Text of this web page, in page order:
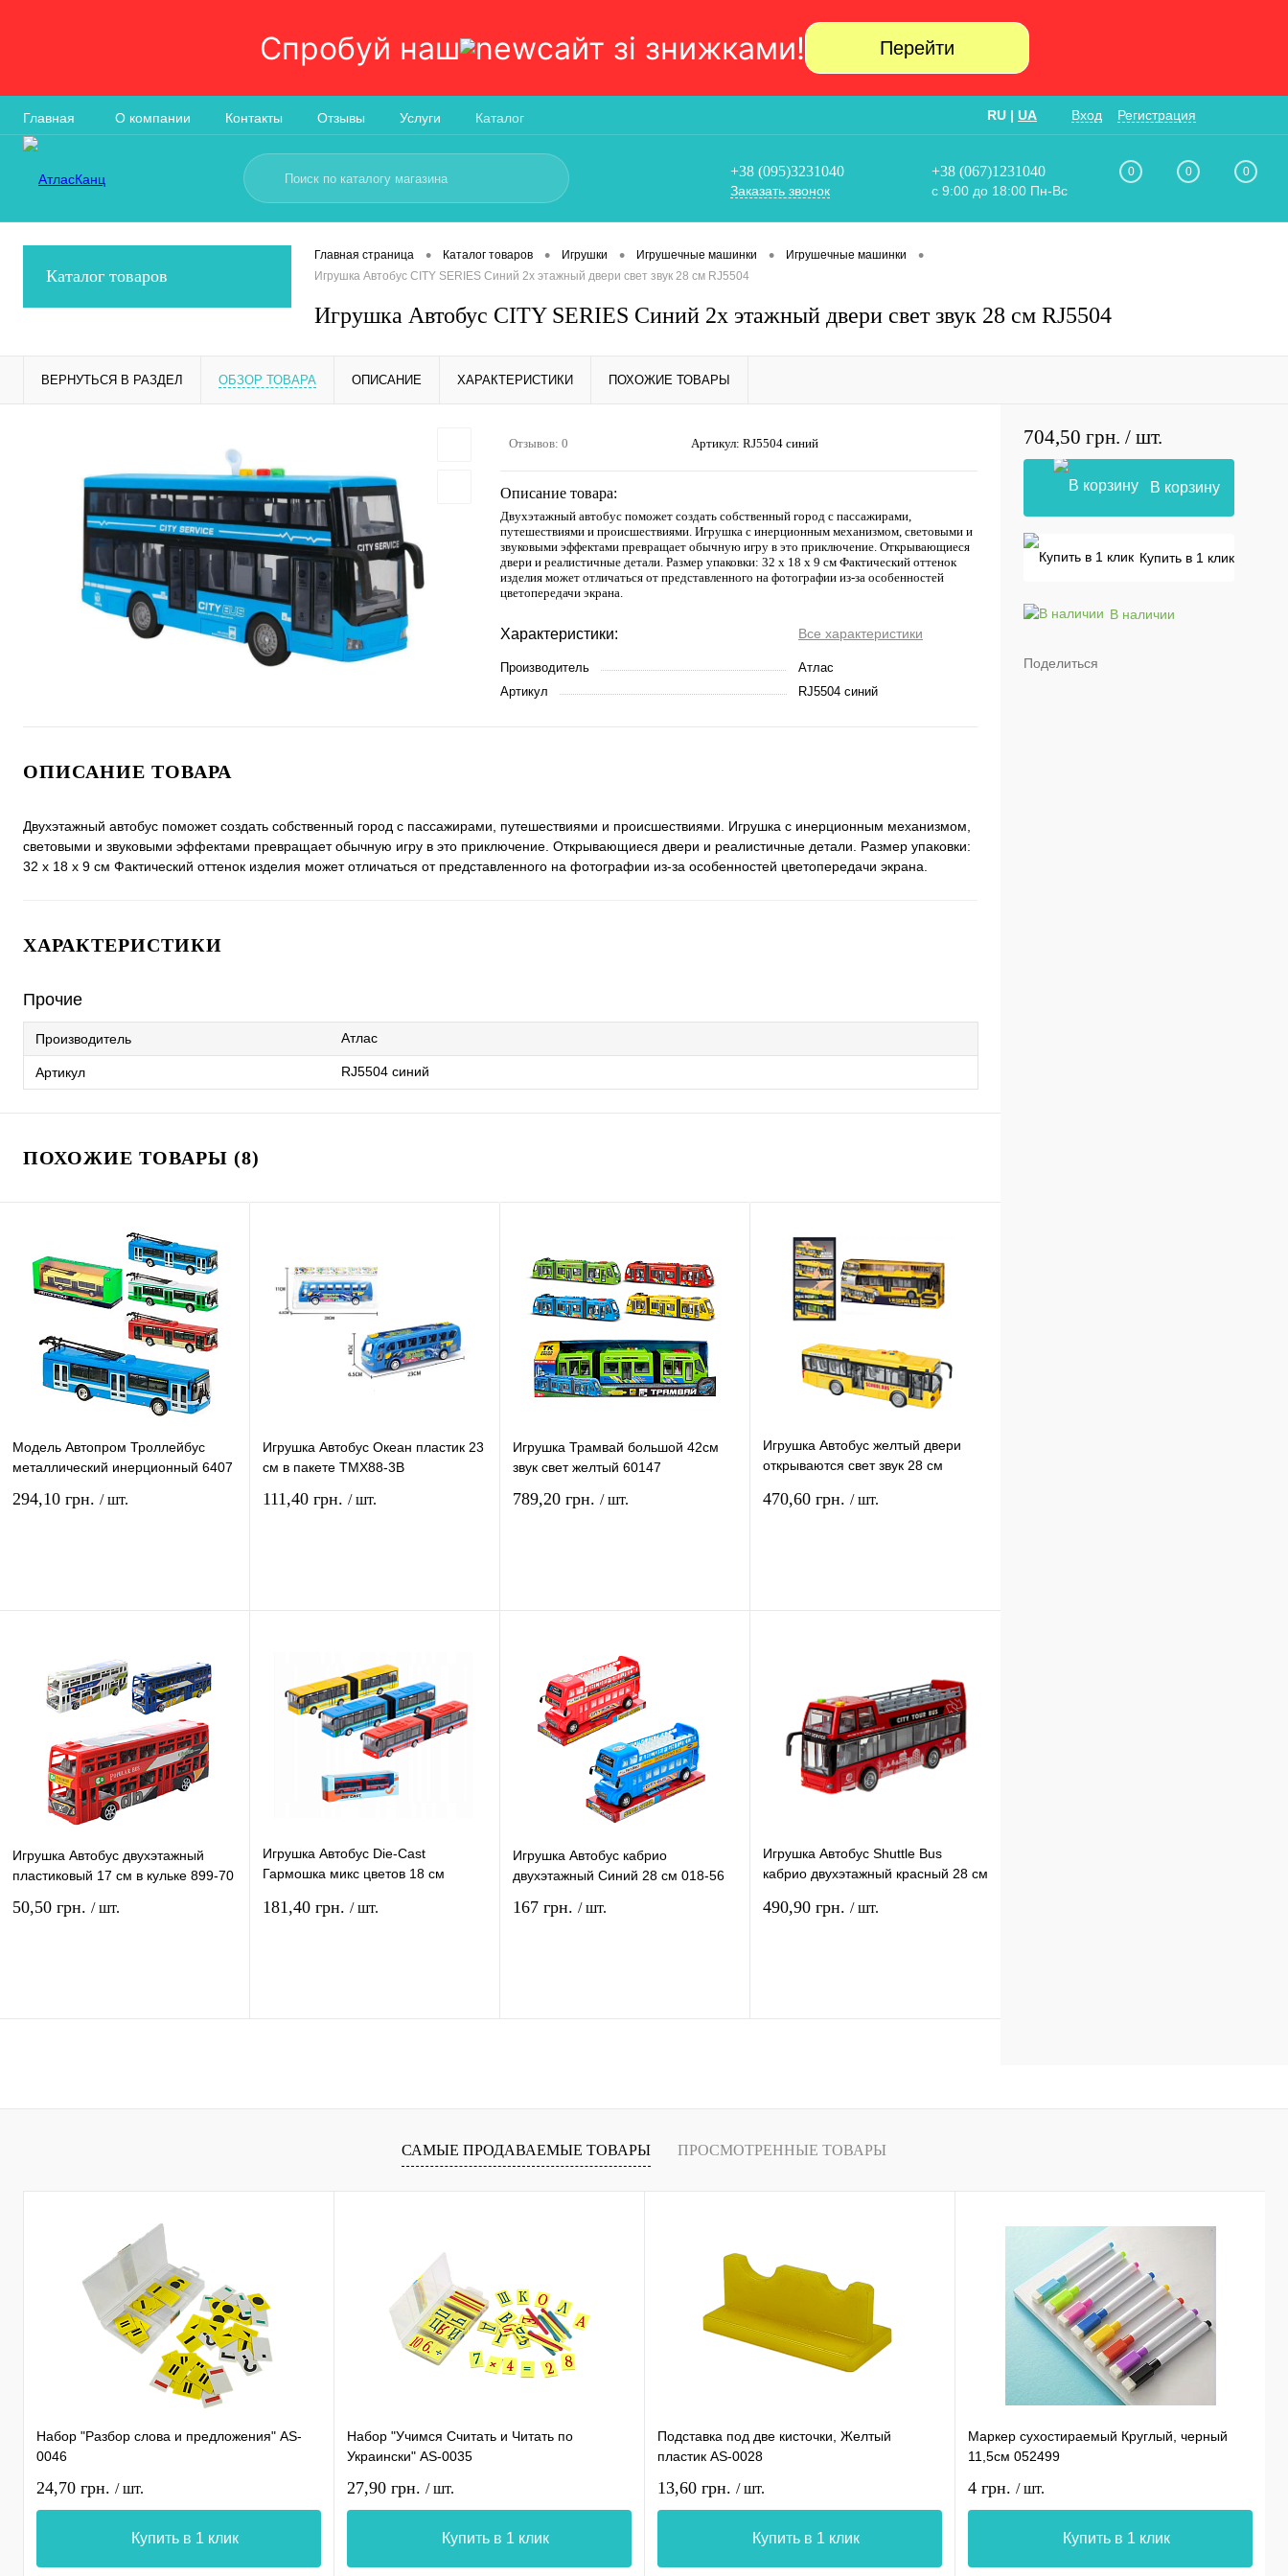
Спробуй наш сайт зi знижками! Перейти
Главная О компании Контакты Отзывы Услуги Каталог RU | UA Вход Регистрация
+38 (095)3231040
Заказать звонок
+38 (067)1231040
с 9:00 до 18:00 Пн-Вс
0 0 0
Каталог товаров
Главная страница • Каталог товаров • Игрушки • Игрушечные машинки • Игрушечные машинки •
Игрушка Автобус CITY SERIES Синий 2х этажный двери свет звук 28 см RJ5504
Игрушка Автобус CITY SERIES Синий 2х этажный двери свет звук 28 см RJ5504
ВЕРНУТЬСЯ В РАЗДЕЛ ОБЗОР ТОВАРА ОПИСАНИЕ ХАРАКТЕРИСТИКИ ПОХОЖИЕ ТОВАРЫ
Отзывов: 0 Артикул: RJ5504 синий
Описание товара:
Двухэтажный автобус поможет создать собственный город с пассажирами,
путешествиями и происшествиями. Игрушка с инерционным механизмом, световыми и
звуковыми эффектами превращает обычную игру в это приключение. Открывающиеся
двери и реалистичные детали. Размер упаковки: 32 х 18 х 9 см Фактический оттенок
изделия может отличаться от представленного на фотографии из-за особенностей
цветопередачи экрана.
Характеристики: Все характеристики
Производитель
Атлас
Артикул
RJ5504 синий
ОПИСАНИЕ ТОВАРА
Двухэтажный автобус поможет создать собственный город с пассажирами, путешествиями и происшествиями. Игрушка с инерционным механизмом,
световыми и звуковыми эффектами превращает обычную игру в это приключение. Открывающиеся двери и реалистичные детали. Размер упаковки:
32 х 18 х 9 см Фактический оттенок изделия может отличаться от представленного на фотографии из-за особенностей цветопередачи экрана.
ХАРАКТЕРИСТИКИ
Прочие
Производитель Атлас
Артикул RJ5504 синий
ПОХОЖИЕ ТОВАРЫ (8)
Модель Автопром Троллейбус
металлический инерционный 6407
294,10 грн. / шт.
наличии
Игрушка Автобус Океан пластик 23
см в пакете TMX88-3B
111,40 грн. / шт.
наличии
Игрушка Трамвай большой 42см
звук свет желтый 60147
789,20 грн. / шт.
наличии
Игрушка Автобус желтый двери
открываются свет звук 28 см
470,60 грн. / шт.
наличии
Игрушка Автобус двухэтажный
пластиковый 17 см в кульке 899-70
50,50 грн. / шт.
Игрушка Автобус Die-Cast
Гармошка микс цветов 18 см
181,40 грн. / шт.
Игрушка Автобус кабрио
двухэтажный Синий 28 см 018-56
167 грн. / шт.
Игрушка Автобус Shuttle Bus
кабрио двухэтажный красный 28 см
490,90 грн. / шт.
704,50 грн. / шт.
В корзину
Купить в 1 клик
В наличии
Поделиться
САМЫЕ ПРОДАВАЕМЫЕ ТОВАРЫ ПРОСМОТРЕННЫЕ ТОВАРЫ
Набор "Разбор слова и предложения" AS-
0046
24,70 грн. / шт.
Купить в 1 клик
Набор "Учимся Считать и Читать по
Украински" AS-0035
27,90 грн. / шт.
Купить в 1 клик
Подставка под две кисточки, Желтый
пластик AS-0028
13,60 грн. / шт.
Купить в 1 клик
Маркер сухостираемый Круглый, черный
11,5см 052499
4 грн. / шт.
Купить в 1 клик